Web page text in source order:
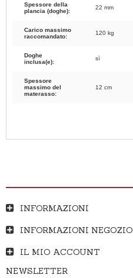
Spessore della
plancia (doghe):
22 mm
Carico massimo
raccomandato:
120 kg
Doghe
inclusa(e):
sì
Spessore
massimo del
materasso:
12 cm
INFORMAZIONI
INFORMAZIONI NEGOZIO
IL MIO ACCOUNT
NEWSLETTER